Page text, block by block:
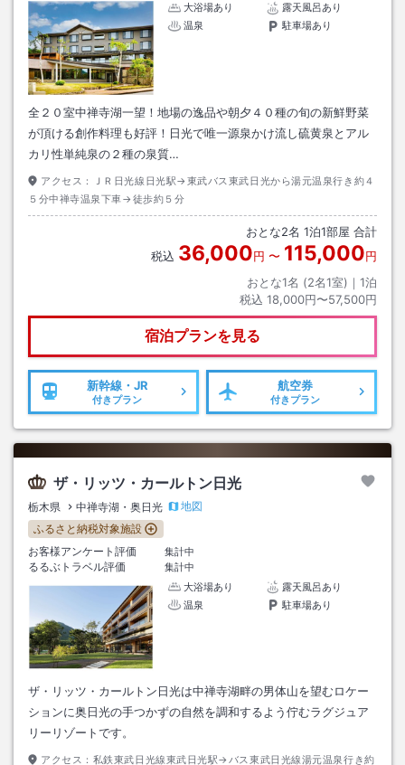
大浴場あり
露天風呂あり
温泉
駐車場あり
全２０室中禅寺湖一望！地場の逸品や朝夕４０種の旬の新鮮野菜
が頂ける創作料理も好評！日光で唯一源泉かけ流し硫黄泉とアル
カリ性単純泉の２種の泉質…
アクセス：
ＪＲ日光線日光駅→東武バス東武日光から湯元温泉行き約４
５分中禅寺温泉下車→徒歩約５分
おとな2名 1泊1部屋 合計
税込 36,000円 〜 115,000円
おとな1名 (2名1室)｜ 1泊
税込 18,000円〜57,500円
宿泊プランを見る
新幹線・JR
付きプラン
航空券
付きプラン
ザ・リッツ・カールトン日光
栃木県 中禅寺湖・奥日光
地図
ふるさと納税対象施設
お客様アンケート評価
集計中
るるぶトラベル評価
集計中
大浴場あり
露天風呂あり
温泉
駐車場あり
ザ・リッツ・カールトン日光は中禅寺湖畔の男体山を望むロケー
ションに奥日光の手つかずの自然を調和するよう佇むラグジュア
リーリゾートです。
アクセス： 私鉄東武日光線東武日光駅→バス東武日光線湯元温泉行き約